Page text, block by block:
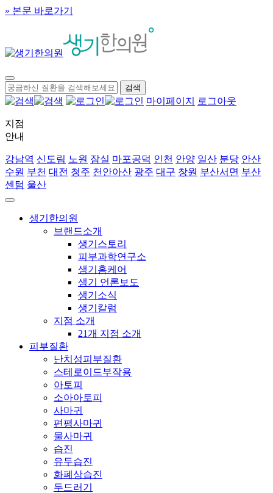
» 본문 바로가기
마이페이지 로그아웃
지점
안내
강남역 신도림 노원 잠실 마포공덕 인천 안양 일산 분당 안산
수원 부천 대전 청주 천안아산 광주 대구 창원 부산서면 부산
센텀 울산
생기한의원
브랜드소개
생기스토리
피부과학연구소
생기홈케어
생기 언론보도
생기소식
생기칼럼
지점 소개
21개 지점 소개
피부질환
난치성피부질환
스테로이드부작용
아토피
소아아토피
사마귀
편평사마귀
물사마귀
습진
유두습진
화폐상습진
두드러기